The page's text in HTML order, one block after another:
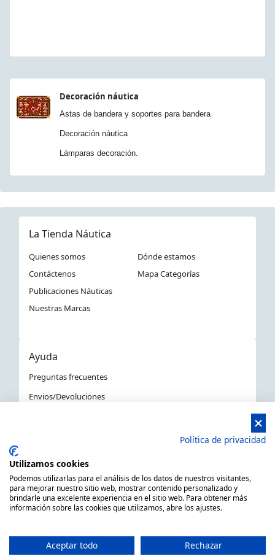
Decoración náutica
Astas de bandera y soportes para bandera
Decoración náutica
Lámparas decoración.
La Tienda Náutica
Quienes somos
Dónde estamos
Contáctenos
Mapa Categorías
Publicaciones Náuticas
Nuestras Marcas
Ayuda
Preguntas frecuentes
Envios/Devoluciones
La Tienda Náutica en Barcelona
C/ Primer de Maig 6, 08980 Sant Feliu de Llobregat,
Barcelona (España)
Política de privacidad
Utilizamos cookies
Podemos utilizarlas para el análisis de los datos de nuestros visitantes,
para mejorar nuestro sitio web, mostrar contenido personalizado y
brindarle una excelente experiencia en el sitio web. Para obtener más
información sobre las cookies que utilizamos, abre los ajustes.
Aceptar todo Rechazar